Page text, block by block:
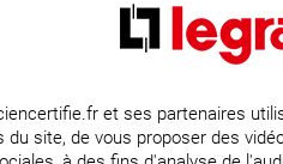
Mise aux normes de
Parce que l’électricité
protection de votre
et ses partenaires
du site, de vous proposer des